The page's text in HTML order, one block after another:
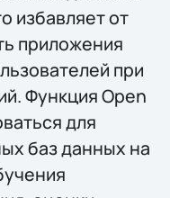
избавляет от
приложения
при
Функция Open
для
баз данных на